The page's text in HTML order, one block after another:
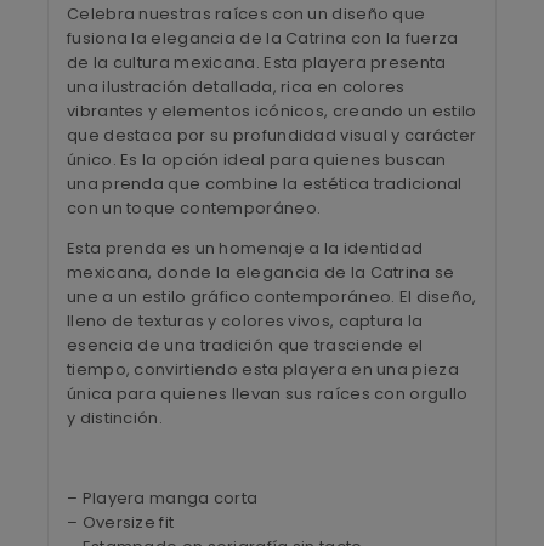
Celebra nuestras raíces con un diseño que
fusiona la elegancia de la Catrina con la fuerza
de la cultura mexicana. Esta playera presenta
una ilustración detallada, rica en colores
vibrantes y elementos icónicos, creando un estilo
que destaca por su profundidad visual y carácter
único. Es la opción ideal para quienes buscan
una prenda que combine la estética tradicional
con un toque contemporáneo.
Esta prenda es un homenaje a la identidad
mexicana, donde la elegancia de la Catrina se
une a un estilo gráfico contemporáneo. El diseño,
lleno de texturas y colores vivos, captura la
esencia de una tradición que trasciende el
tiempo, convirtiendo esta playera en una pieza
única para quienes llevan sus raíces con orgullo
y distinción.
– Playera manga corta
– Oversize fit